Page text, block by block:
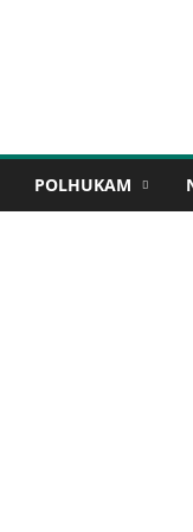
POLHUKAM